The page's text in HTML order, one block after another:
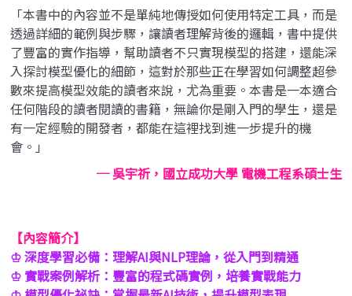
「本書中的內容並不是單純地傳授如何使用特定工具，而是
透過詳細的範例與步驟，讓讀者理解背後的邏輯，書中提供
了豐富的實作指導，幫助讀者不只實現模型的搭建，還能深
入探討模型優化的細節，這對於那些正在學習如何調整超參
數來提高模型效能的讀者來說，尤為重要。本書是一本適合
任何階段的讀者閱讀的書籍，無論你是剛入門的學生，還是
有一定經驗的開發者，都能在這裡找到進一步提升的機
會。」
─ 吳宇祈，國立成功大學 電機工程系碩士生
【內容簡介】
♔ 深度學習必備：理解AI與NLP理論，從入門到精通
♔ 實戰案例解析：豐富的程式碼實例，培養實戰能力